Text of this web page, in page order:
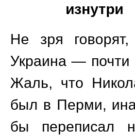
изнутри
Не зря
Украина —
Жаль, что
был в Перми,
бы переписал